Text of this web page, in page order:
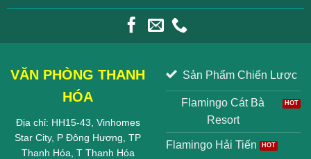
VĂN PHÒNG THANH
HÓA
Địa chỉ: HH15-43, Vinhomes
Star City, P Đông Hương, TP
Thanh Hóa, T Thanh Hóa
Sản Phẩm Chiến Lược
Flamingo Cát Bà
Resort
Flamingo Hải Tiến